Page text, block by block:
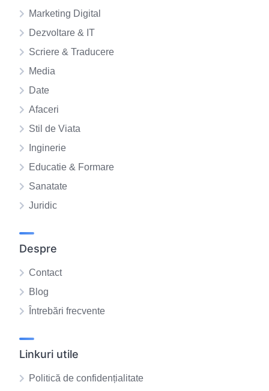
Marketing Digital
Dezvoltare & IT
Scriere & Traducere
Media
Date
Afaceri
Stil de Viata
Inginerie
Educatie & Formare
Sanatate
Juridic
Despre
Contact
Blog
Întrebări frecvente
Linkuri utile
Politică de confidențialitate